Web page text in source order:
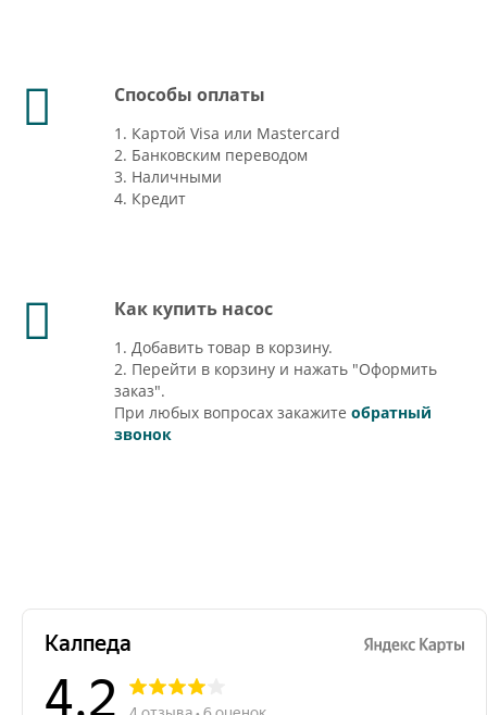
Способы оплаты
1. Картой Visa или Mastercard
2. Банковским переводом
3. Наличными
4. Кредит
Как купить насос
1. Добавить товар в корзину.
2. Перейти в корзину и нажать "Оформить
заказ".
При любых вопросах закажите обратный
звонок